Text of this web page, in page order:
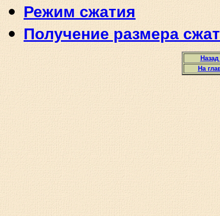
Режим сжатия
Получение размера
На